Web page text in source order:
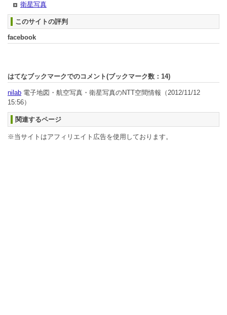
衛星写真
このサイトの評判
facebook
はてなブックマークでのコメント(ブックマーク数： 14)
nilab 電子地図・航空写真・衛星写真のNTT空間情報 （2012/11/12
15:56）
関連するページ
※当サイトはアフィリエイト広告を使用しております。